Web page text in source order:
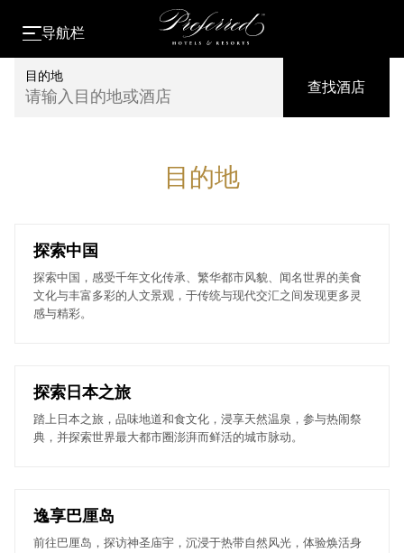
导航栏
目的地
请输入目的地或酒店
查找酒店
目的地
探索中国
探索中国，感受千年文化传承、繁华都市风貌、闻名世界的美食
文化与丰富多彩的人文景观，于传统与现代交汇之间发现更多灵
感与精彩。
探索日本之旅
踏上日本之旅，品味地道和食文化，浸享天然温泉，参与热闹祭
典，并探索世界最大都市圈澎湃而鲜活的城市脉动。
逸享巴厘岛
前往巴厘岛，探访神圣庙宇，沉浸于热带自然风光，体验焕活身